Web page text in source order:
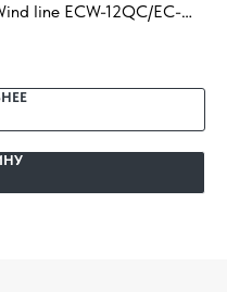
line ECW-12QC/EC-
и гарантия.